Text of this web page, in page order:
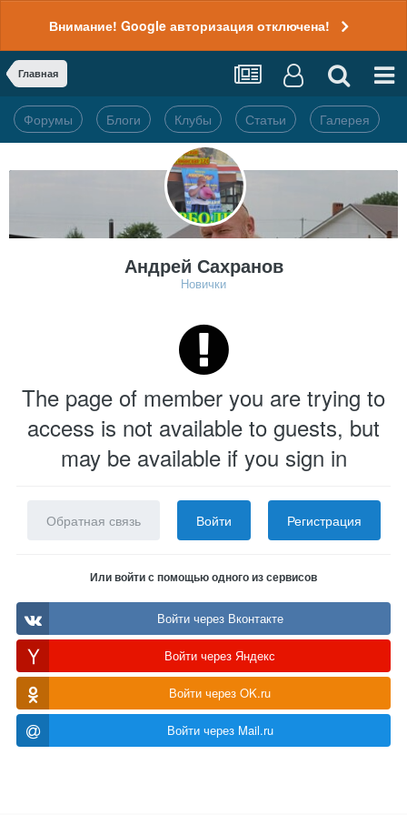
Внимание! Google авторизация отключена!
Главная
Форумы Блоги Клубы Статьи Галерея
Андрей Сахранов
Новички
The page of member you are trying to
access is not available to guests, but
may be available if you sign in
Обратная связь Войти Регистрация
Или войти с помощью одного из сервисов
Войти через Вконтакте
Войти через Яндекс
Войти через OK.ru
Войти через Mail.ru